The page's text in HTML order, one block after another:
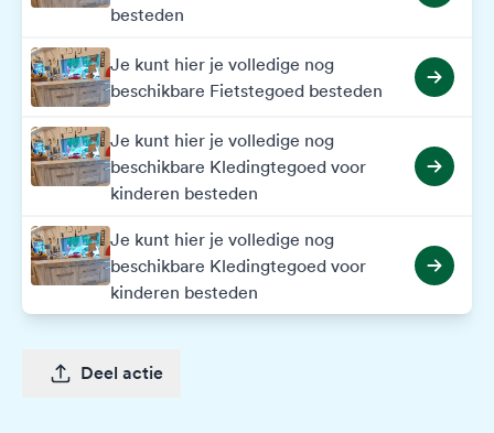
besteden
Je kunt hier je volledige nog
beschikbare Fietstegoed besteden
Je kunt hier je volledige nog
beschikbare Kledingtegoed voor
kinderen besteden
Je kunt hier je volledige nog
beschikbare Kledingtegoed voor
kinderen besteden
Deel actie